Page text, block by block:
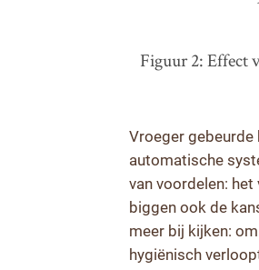
Figuur 2: Effect
Vroeger
automatische
van voordelen:
biggen ook de
meer bij kijken:
hygiënisch